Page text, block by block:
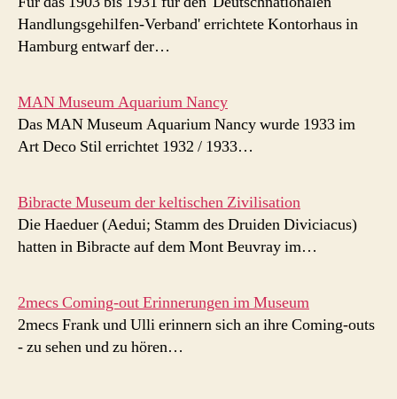
Handlungsgehilfen-Verband' errichtete Kontorhaus in
Hamburg entwarf der…
MAN Museum Aquarium Nancy
Das MAN Museum Aquarium Nancy wurde 1933 im
Art Deco Stil errichtet 1932 / 1933…
Bibracte Museum der keltischen Zivilisation
Die Haeduer (Aedui; Stamm des Druiden Diviciacus)
hatten in Bibracte auf dem Mont Beuvray im…
2mecs Coming-out Erinnerungen im Museum
2mecs Frank und Ulli erinnern sich an ihre Coming-outs
- zu sehen und zu hören…